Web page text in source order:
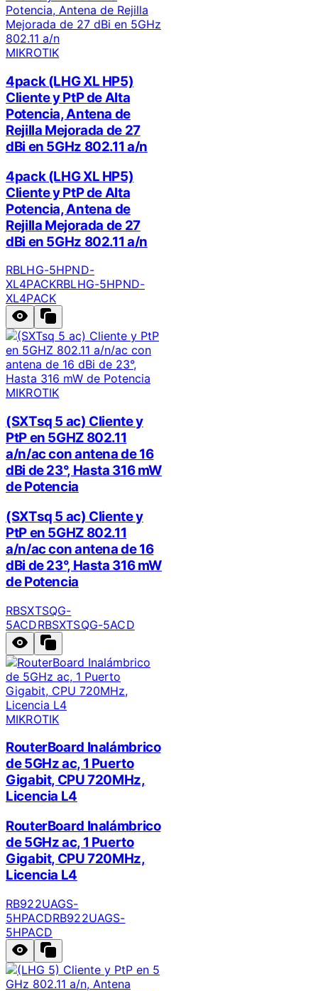
MIKROTIK
4pack (LHG XL HP5)
Cliente y PtP de Alta
Potencia, Antena de
Rejilla Mejorada de 27
dBi en 5GHz 802.11 a/n
4pack (LHG XL HP5)
Cliente y PtP de Alta
Potencia, Antena de
Rejilla Mejorada de 27
dBi en 5GHz 802.11 a/n
RBLHG-5HPND-
XL4PACKRBLHG-5HPND-
XL4PACK
MIKROTIK
(SXTsq 5 ac) Cliente y
PtP en 5GHZ 802.11
a/n/ac con antena de 16
dBi de 23°, Hasta 316 mW
de Potencia
(SXTsq 5 ac) Cliente y
PtP en 5GHZ 802.11
a/n/ac con antena de 16
dBi de 23°, Hasta 316 mW
de Potencia
RBSXTSQG-
5ACDRBSXTSQG-5ACD
MIKROTIK
RouterBoard Inalámbrico
de 5GHz ac, 1 Puerto
Gigabit, CPU 720MHz,
Licencia L4
RouterBoard Inalámbrico
de 5GHz ac, 1 Puerto
Gigabit, CPU 720MHz,
Licencia L4
RB922UAGS-
5HPACDRB922UAGS-
5HPACD